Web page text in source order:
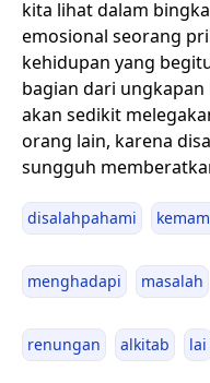
kita lihat dalam
emosional seorang
kehidupan yang
bagian dari
akan sedikit
orang lain, karena
sungguh
disalahpahami
menghadapi masalah
renungan alkitab lai